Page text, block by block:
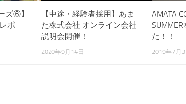
ズ⑥】
ポ
【中途・経験者採用】あま
た株式会社 オンライン会社
説明会開催！
2020年9月14日
AMATA
た！！
2019年7月